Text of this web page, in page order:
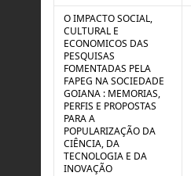
O IMPACTO SOCIAL,
CULTURAL E
ECONOMICOS DAS
PESQUISAS
FOMENTADAS PELA
FAPEG NA SOCIEDADE
GOIANA : MEMORIAS,
PERFIS E PROPOSTAS
PARA A
POPULARIZAÇÃO DA
CIÊNCIA, DA
TECNOLOGIA E DA
INOVAÇÃO